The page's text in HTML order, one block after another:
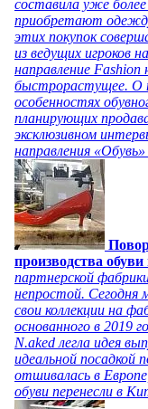
составила уже
приобретают
этих покупок
из ведущих игроков
направление
быстрорастущее. О
особенностях
планирующих
эксклюзивном
направления
производства
партнерской
непростой. Сегодня
свои коллекции на
основанного в 2019
N.aked легла идея
идеальной посадкой
отшивалась в
обуви перенесли в